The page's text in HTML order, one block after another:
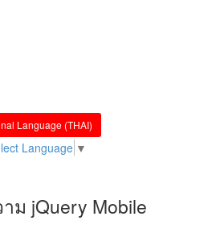
Language (THAI)
Language ▼
ม jQuery Mobile